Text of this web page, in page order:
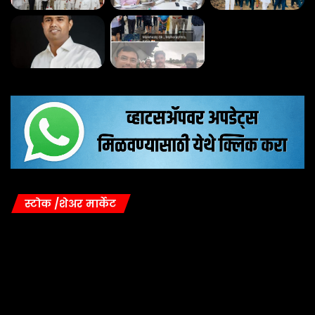
स्टोक /शेअर मार्केट